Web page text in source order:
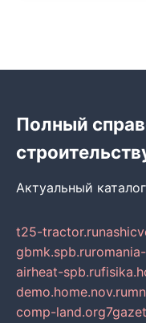
Полный
Актуальный
t25-tractor.ru
gbmk.spb.ru
airheat-spb.ru
demo.home.nov.ru
comp-land.org